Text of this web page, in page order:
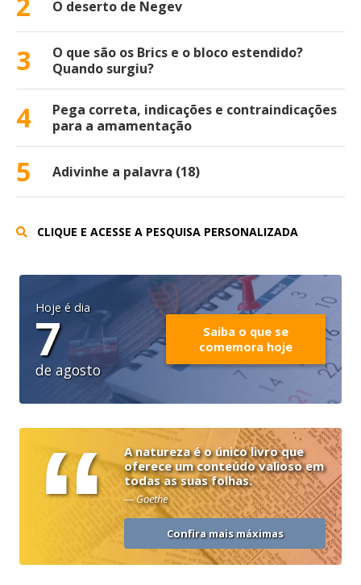
O deserto de Negev
3
O que são os Brics e o bloco estendido?
Quando surgiu?
4
Pega correta, indicações e contraindicações
para a amamentação
5 Adivinhe a palavra (18)
CLIQUE E ACESSE A PESQUISA PERSONALIZADA
Hoje é dia
7
de agosto
Saiba o que se
comemora hoje
“
A natureza é o único livro que
oferece um conteúdo valioso em
todas as suas folhas.
— Goethe
Confira mais máximas